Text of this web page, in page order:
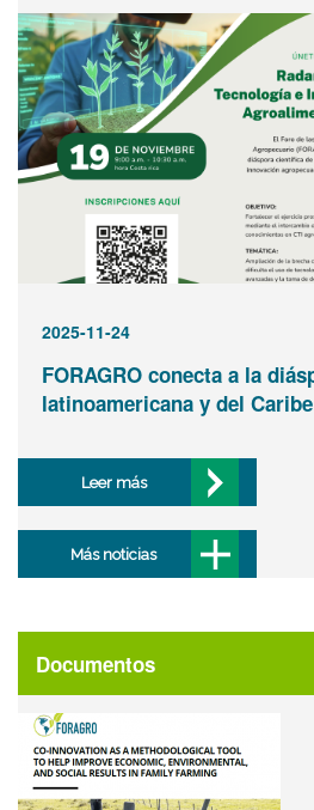
2025-11-24
FORAGRO conecta a la
latinoamericana y del
Leer más
Más noticias
Documentos